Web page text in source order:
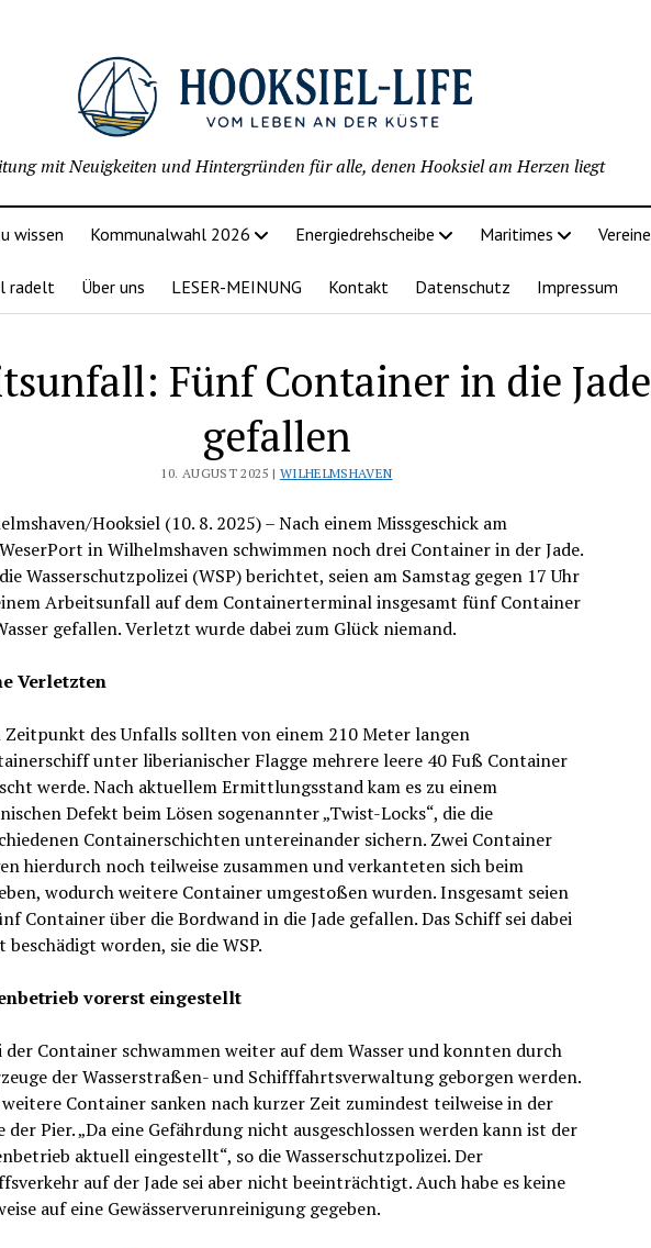
mit Neuigkeiten und Hintergründen für alle, denen Hooksiel am Herzen liegt
wissen Kommunalwahl 2026 Energiedrehscheibe Maritimes Vereine
radelt Über uns LESER-MEINUNG Kontakt Datenschutz Impressum
Fünf Container in die Jade
gefallen
10. AUGUST 2025 | WILHELMSHAVEN
Hooksiel (10. 8. 2025) – Nach einem Missgeschick am
in Wilhelmshaven schwimmen noch drei Container in der Jade.
Wasserschutzpolizei (WSP) berichtet, seien am Samstag gegen 17 Uhr
Arbeitsunfall auf dem Containerterminal insgesamt fünf Container
gefallen. Verletzt wurde dabei zum Glück niemand.
Verletzten
Zeitpunkt des Unfalls sollten von einem 210 Meter langen
unter liberianischer Flagge mehrere leere 40 Fuß Container
werde. Nach aktuellem Ermittlungsstand kam es zu einem
Defekt beim Lösen sogenannter „Twist-Locks“, die die
Containerschichten untereinander sichern. Zwei Container
hierdurch noch teilweise zusammen und verkanteten sich beim
wodurch weitere Container umgestoßen wurden. Insgesamt seien
Container über die Bordwand in die Jade gefallen. Das Schiff sei dabei
beschädigt worden, sie die WSP.
vorerst eingestellt
der Container schwammen weiter auf dem Wasser und konnten durch
der Wasserstraßen- und Schifffahrtsverwaltung geborgen werden.
Container sanken nach kurzer Zeit zumindest teilweise in der
der Pier. „Da eine Gefährdung nicht ausgeschlossen werden kann ist der
aktuell eingestellt“, so die Wasserschutzpolizei. Der
auf der Jade sei aber nicht beeinträchtigt. Auch habe es keine
auf eine Gewässerverunreinigung gegeben.